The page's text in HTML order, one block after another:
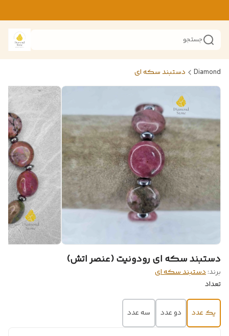
جستجو
Diamond دستبند سکه ای
دستبند سکه ای رودونیت (عنصر اتش)
برند:دستبند سکه ای
تعداد
یک عدد دو عدد سه عدد